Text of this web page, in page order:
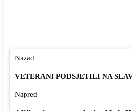
Nazad
VETERANI PODSJETILI NA
Napred